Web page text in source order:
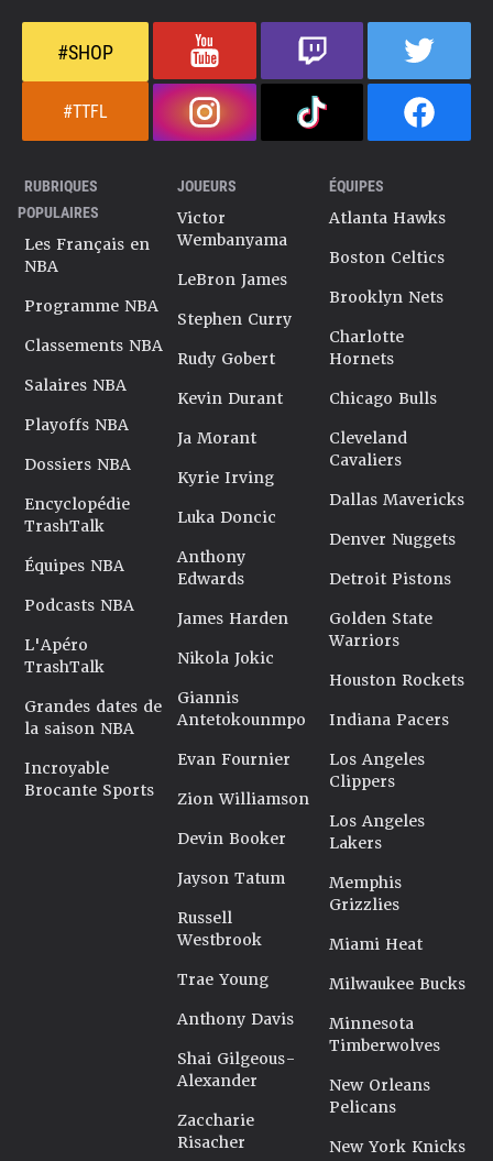
Dernière mise à jour le 08/01/2026
#SHOP
#TTFL
RUBRIQUES
POPULAIRES
Les Français en
NBA
Programme NBA
Classements NBA
Salaires NBA
Playoffs NBA
Dossiers NBA
Encyclopédie
TrashTalk
Équipes NBA
Podcasts NBA
L'Apéro
TrashTalk
Grandes dates de
la saison NBA
Incroyable
Brocante Sports
JOUEURS
Victor
Wembanyama
LeBron James
Stephen Curry
Rudy Gobert
Kevin Durant
Ja Morant
Kyrie Irving
Luka Doncic
Anthony
Edwards
James Harden
Nikola Jokic
Giannis
Antetokounmpo
Evan Fournier
Zion Williamson
Devin Booker
Jayson Tatum
Russell
Westbrook
Trae Young
Anthony Davis
Shai Gilgeous-
Alexander
Zaccharie
Risacher
ÉQUIPES
Atlanta Hawks
Boston Celtics
Brooklyn Nets
Charlotte
Hornets
Chicago Bulls
Cleveland
Cavaliers
Dallas Mavericks
Denver Nuggets
Detroit Pistons
Golden State
Warriors
Houston Rockets
Indiana Pacers
Los Angeles
Clippers
Los Angeles
Lakers
Memphis
Grizzlies
Miami Heat
Milwaukee Bucks
Minnesota
Timberwolves
New Orleans
Pelicans
New York Knicks